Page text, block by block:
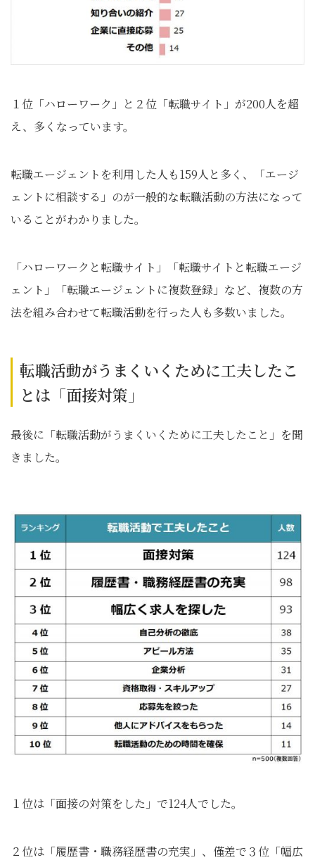
１位「ハローワーク」と２位「転職サイト」が200人を超
え、多くなっています。
転職エージェントを利用した人も159人と多く、「エージ
ェントに相談する」のが一般的な転職活動の方法になって
いることがわかりました。
「ハローワークと転職サイト」「転職サイトと転職エージ
ェント」「転職エージェントに複数登録」など、複数の方
法を組み合わせて転職活動を行った人も多数いました。
転職活動がうまくいくために工夫したこ
とは「面接対策」
最後に「転職活動がうまくいくために工夫したこと」を聞
きました。
１位は「面接の対策をした」で124人でした。
２位は「履歴書・職務経歴書の充実」、僅差で３位「幅広